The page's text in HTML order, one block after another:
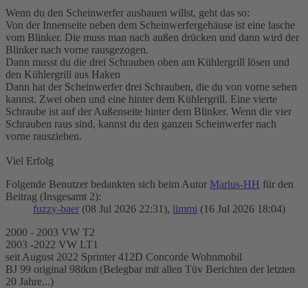
Wenn du den Scheinwerfer ausbauen willst, geht das so:
Von der Innenseite neben dem Scheinwerfergehäuse ist eine lasche
vom Blinker. Die muss man nach außen drücken und dann wird der
Blinker nach vorne rausgezogen.
Dann musst du die drei Schrauben oben am Kühlergrill lösen und
den Kühlergrill aus Haken
Dann hat der Scheinwerfer drei Schrauben, die du von vorne sehen
kannst. Zwei oben und eine hinter dem Kühlergrill. Eine vierte
Schraube ist auf der Außenseite hinter dem Blinker. Wenn die vier
Schrauben raus sind, kannst du den ganzen Scheinwerfer nach
vorne rausziehen.
Viel Erfolg
Folgende Benutzer bedankten sich beim Autor Marius-HH für den
Beitrag (Insgesamt 2):
fuzzy-baer (08 Jul 2026 22:31), limmi (16 Jul 2026 18:04)
2000 - 2003 VW T2
2003 -2022 VW LT1
seit August 2022 Sprinter 412D Concorde Wohnmobil
BJ 99 original 98tkm (Belegbar mit allen Tüv Berichten der letzten
20 Jahre...)